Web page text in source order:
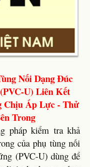
Nối Dạng Đúc
U) Liên Kết
Chịu Áp Lực - Thử
Trong
pháp kiểm tra khả
của phụ tùng nối
(PVC-U) dùng để